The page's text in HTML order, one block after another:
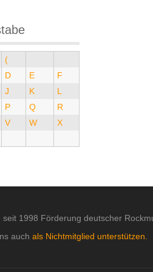
(
D E
F
J K
L
P Q
R
V W
X
seit 1998 Förderung deutscher
auch als Nichtmitglied unterstützen.